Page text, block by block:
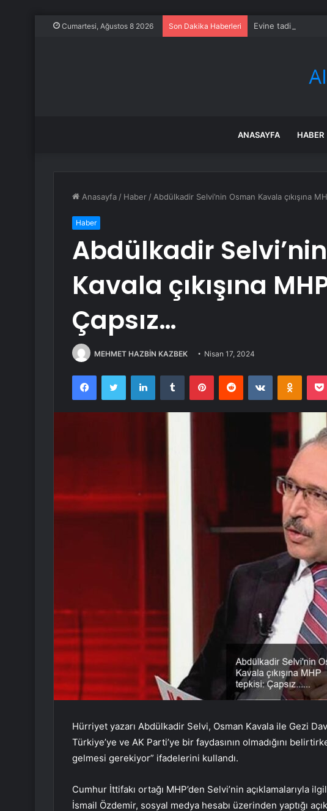
Cumartesi, Ağustos 8 2026 Son Dakika Haberleri Evine tadilat
ANASAYFA HABER
Anasayfa / Haber / Abdülkadir Selvi’nin Osman Kavala çıkışına
Haber
Abdülkadir
Kavala çıkışına
Çapsız…
MEHMET HAZBİN KAZBEK Nisan 17, 2024
FacebookTwitter LinkedInTumblr PinterestReddit VKontakte
Hürriyet yazarı Abdülkadir Selvi, Osman Kavala ile Gezi
Türkiye’ye ve AK Parti’ye bir faydasının olmadığını
gelmesi gerekiyor” ifadelerini kullandı.
Cumhur İttifakı ortağı MHP’den Selvi’nin açıklamalarıyla
İsmail Özdemir, sosyal medya hesabı üzerinden yaptığı